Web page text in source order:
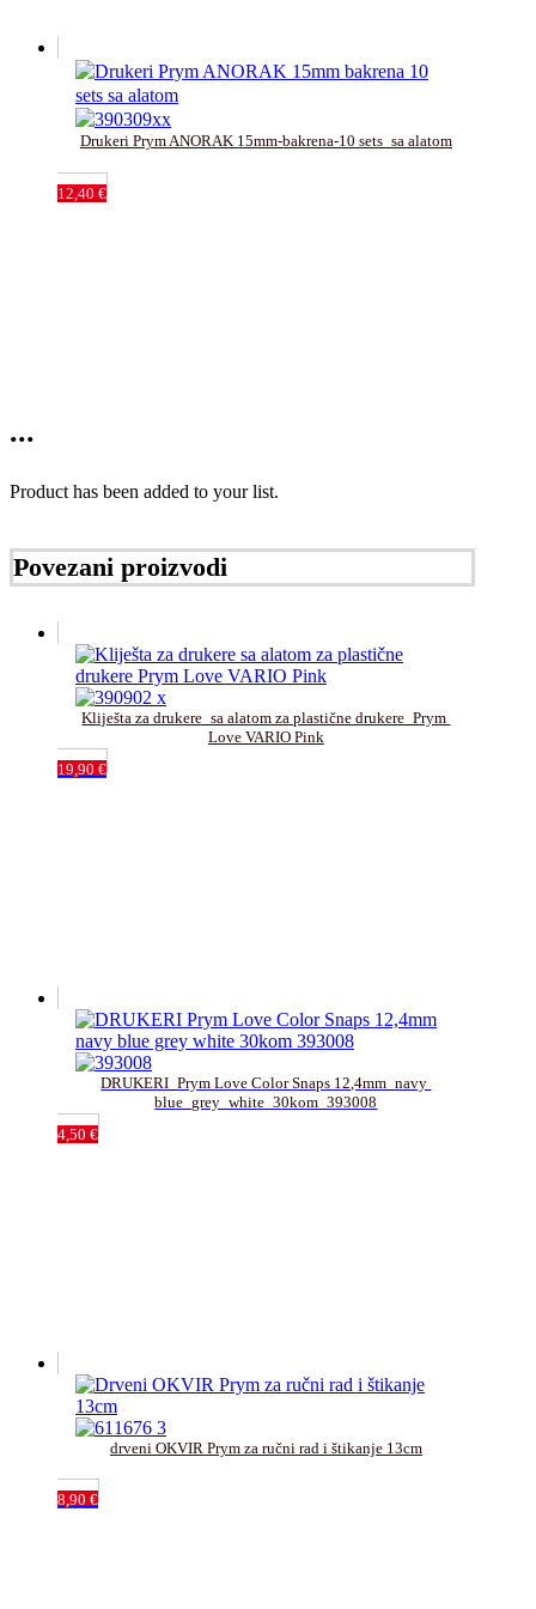
Drukeri Prym ANORAK 15mm-bakrena-10 sets_sa alatom
12,40 €
...
Product has been added to your list.
Povezani proizvodi
Kliješta za drukere_sa alatom za plastične drukere_Prym
Love VARIO Pink
19,90 €
DRUKERI_Prym Love Color Snaps 12,4mm_navy
blue_grey_white_30kom_393008
4,50 €
drveni OKVIR Prym za ručni rad i štikanje 13cm﻿
8,90 €